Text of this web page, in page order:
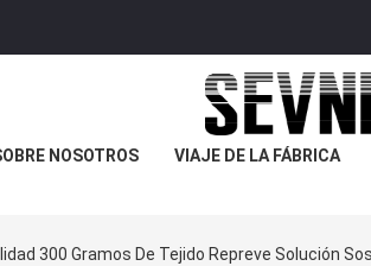
NOSOTROS VIAJE DE LA FÁBRICA
300 Gramos De Tejido Repreve Solución